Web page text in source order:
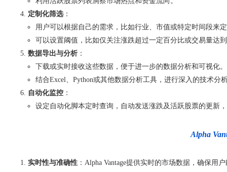
定制化筛选：
用户可以根据自己的需求，比如行业、市值或特定时间段来
可以设置阈值，比如仅关注涨跌超过一定百分比或交易量达
数据导出与分析 ：
下载或实时接收这些数据，便于进一步的数据分析和可视化。
结合Excel、Python或其他数据分析工具，进行深入的技术分
自动化监控 ：
设定自动化脚本定时查询，自动发送涨跌及活跃股票的更新
Alpha
实时性与准确性 ：Alpha Vantage提供实时的市场数据，确保